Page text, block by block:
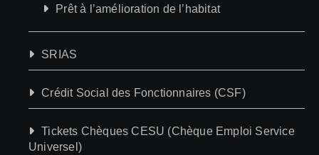
Prêt à l’amélioration de l’habitat
SRIAS
Crédit Social des Fonctionnaires (CSF)
Tickets Chèques CESU (Chèque Emploi Service
Universel)